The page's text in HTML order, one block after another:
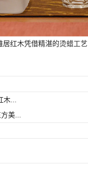
居红木凭借精湛的烫蜡工艺
...
美...